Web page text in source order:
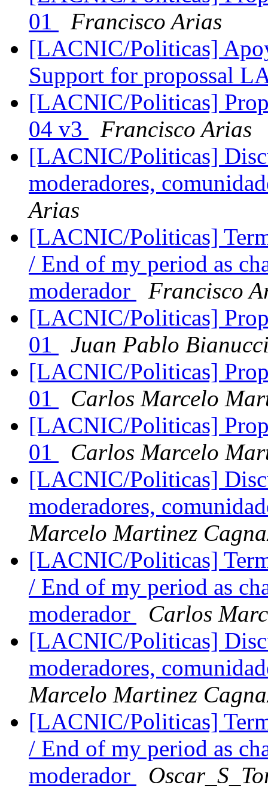
01
Francisco Arias
[LACNIC/Politicas]
Support for propossal
[LACNIC/Politicas]
04 v3
Francisco Arias
[LACNIC/Politicas]
moderadores,
Arias
[LACNIC/Politicas]
/ End of my period as
moderador
Francisco
[LACNIC/Politicas]
01
Juan Pablo
[LACNIC/Politicas]
01
Carlos Marcelo
[LACNIC/Politicas]
01
Carlos Marcelo
[LACNIC/Politicas]
moderadores,
Marcelo Martinez
[LACNIC/Politicas]
/ End of my period as
moderador
Carlos
[LACNIC/Politicas]
moderadores,
Marcelo Martinez
[LACNIC/Politicas]
/ End of my period as
moderador